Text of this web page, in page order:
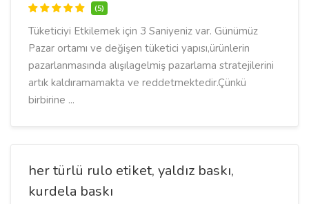
(5)
Tüketiciyi Etkilemek için 3 Saniyeniz var. Günümüz
Pazar ortamı ve değişen tüketici yapısı,ürünlerin
pazarlanmasında alışılagelmiş pazarlama stratejilerini
artık kaldıramamakta ve reddetmektedir.Çünkü
birbirine ...
her türlü rulo etiket, yaldız baskı,
kurdela baskı